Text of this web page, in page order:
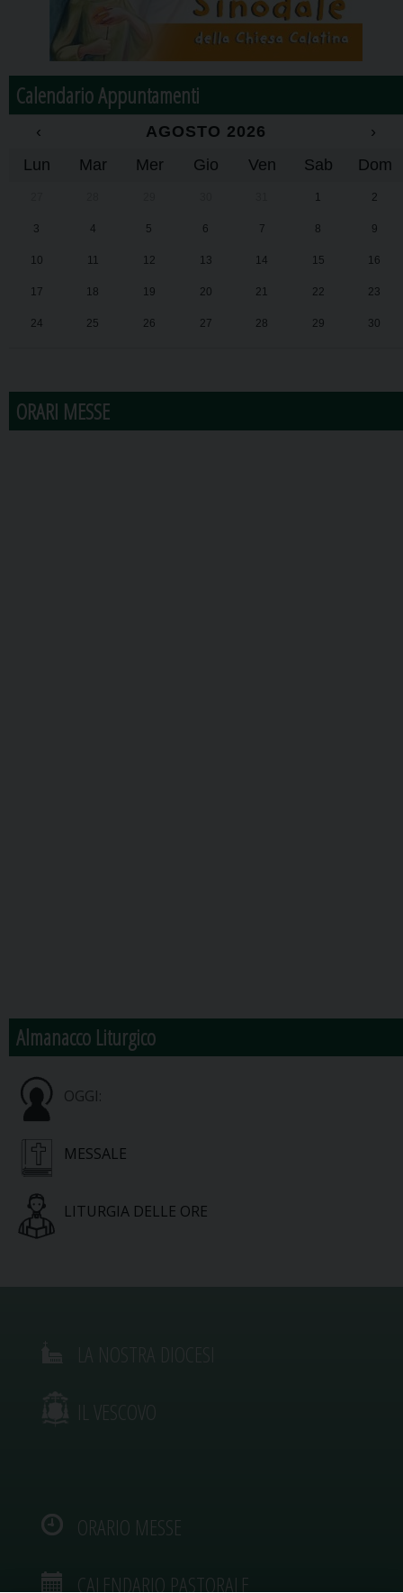
Calendario Appuntamenti
‹ AGOSTO 2026
›
Lun
Mar Mer Gio Ven Sab Dom
1 2
3 4 5 6 7 8 9
10 11 12 13 14 15 16
17 18 19 20 21 22 23
24 25 26 27 28 29 30
ORARI MESSE
Almanacco Liturgico
OGGI:
MESSALE
LITURGIA DELLE ORE
IL VESCOVO
ORARIO MESSE
CALENDARIO PASTORALE